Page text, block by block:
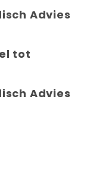
Advies
tot
Advies